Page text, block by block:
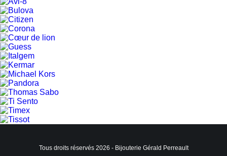
Tous droits réservés 2026 - Bijouterie Gérald Perreault